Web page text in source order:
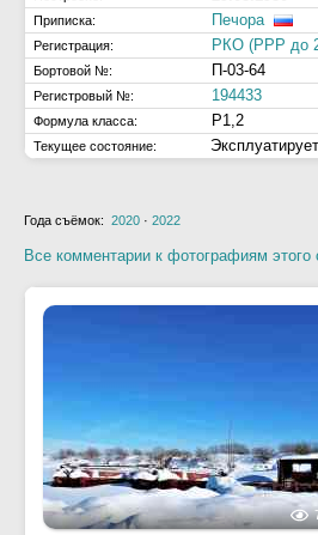
Приписка: Печора
Регистрация: РКО (РРР до
Бортовой №: П-03-64
Регистровый №: 194433
Формула класса: Р1,2
Текущее состояние:
Года съёмок: 2020 · 2022
Все комментарии к фотографиям этого